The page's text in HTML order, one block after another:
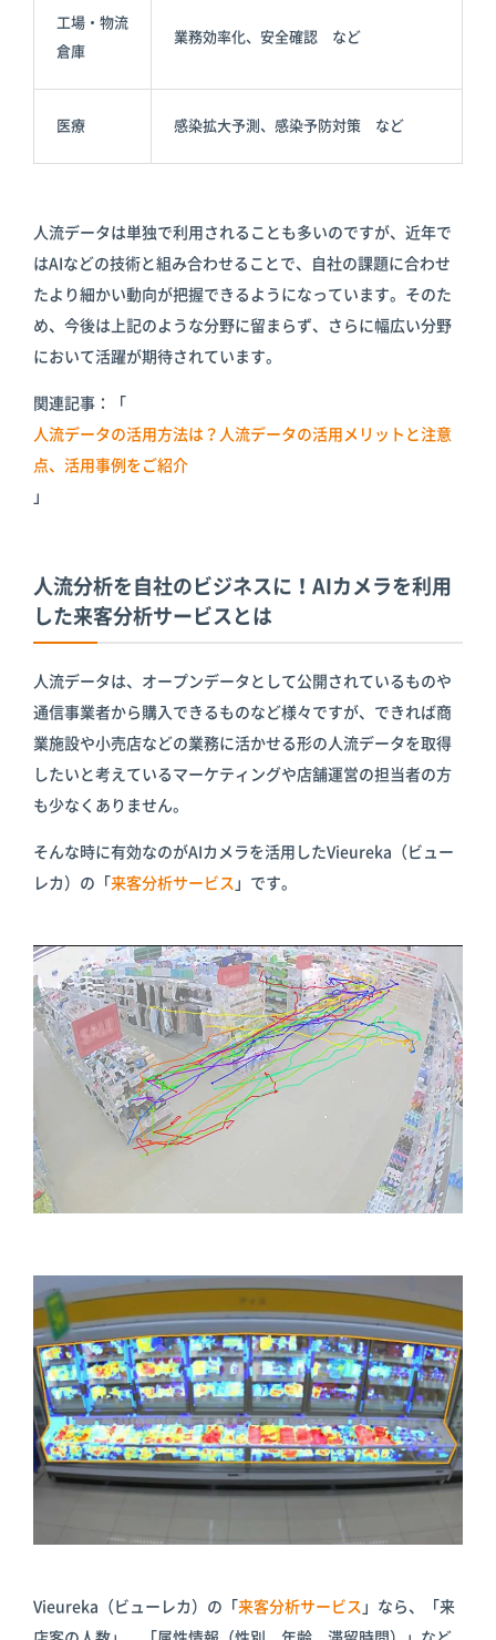
工場・物流
倉庫
業務効率化、安全確認 など
医療 感染拡大予測、感染予防対策 など
人流データは単独で利用されることも多いのですが、近年で
はAIなどの技術と組み合わせることで、自社の課題に合わせ
たより細かい動向が把握できるようになっています。そのた
め、今後は上記のような分野に留まらず、さらに幅広い分野
において活躍が期待されています。
関連記事：「
人流データの活用方法は？人流データの活用メリットと注意
点、活用事例をご紹介
」
人流分析を自社のビジネスに！AIカメラを利用
した来客分析サービスとは
人流データは、オープンデータとして公開されているものや
通信事業者から購入できるものなど様々ですが、できれば商
業施設や小売店などの業務に活かせる形の人流データを取得
したいと考えているマーケティングや店舗運営の担当者の方
も少なくありません。
そんな時に有効なのがAIカメラを活用したVieureka（ビュー
レカ）の「 来客分析サービス 」です。
Vieureka（ビューレカ）の「 来客分析サービス 」なら、「来